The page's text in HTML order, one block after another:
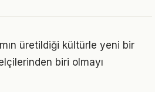
üretildiği kültürle yeni bir
biri olmayı